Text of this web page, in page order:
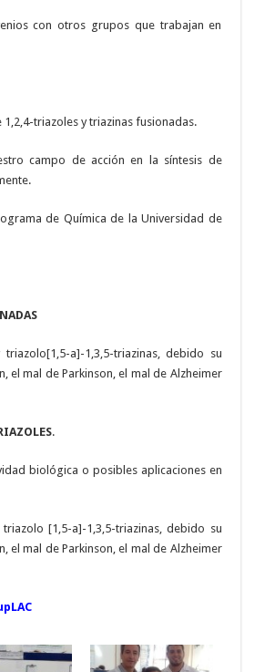
con otros grupos que trabajan en
triazoles y triazinas fusionadas.
campo de acción en la síntesis de
de Química de la Universidad de
a]-1,3,5-triazinas, debido su
el mal de Parkinson, el mal de Alzheimer
.
biológica o posibles aplicaciones en
[1,5-a]-1,3,5-triazinas, debido su
el mal de Parkinson, el mal de Alzheimer